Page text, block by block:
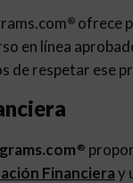
® ofrece
en línea
de respetar ese
®
Financieray